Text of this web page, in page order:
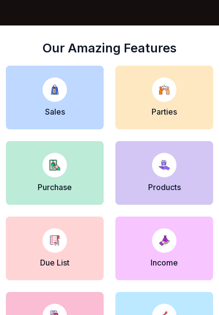
Our Amazing Features
Sales Parties
Purchase Products
Due List Income